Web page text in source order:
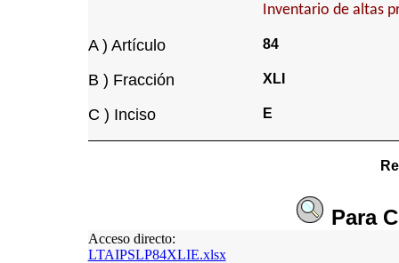
Inventario de altas
A ) Artículo 84
B ) Fracción XLI
C ) Inciso E
Para
Acceso directo:
LTAIPSLP84XLIE.xlsx